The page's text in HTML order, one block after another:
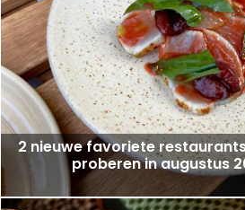
2 nieuwe favoriete
proberen in augustus